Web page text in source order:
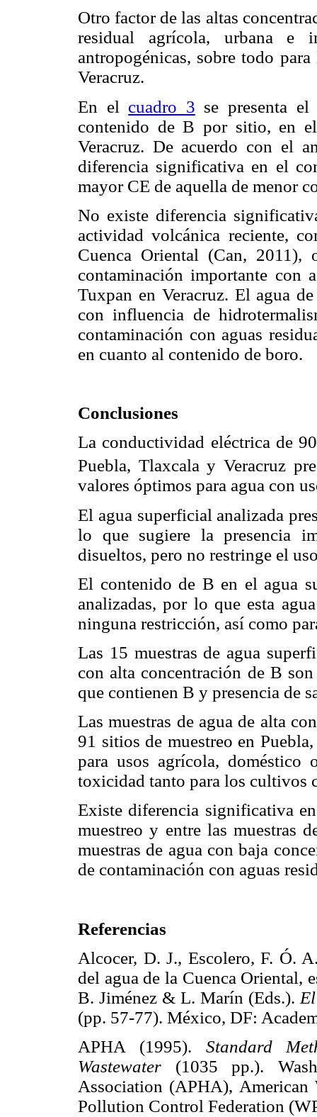
Otro factor de las altas
residual agrícola, urbana e
antropogénicas, sobre todo
Veracruz.
En el cuadro 3 se presenta
contenido de B por sitio, en
Veracruz. De acuerdo con el
diferencia significativa en el
mayor CE de aquella de menor
No existe diferencia
actividad volcánica reciente,
Cuenca Oriental (Can,
contaminación importante con
Tuxpan en Veracruz. El agua
con influencia de
contaminación con aguas
en cuanto al contenido de boro.
Conclusiones
La conductividad eléctrica de
Puebla, Tlaxcala y Veracruz
valores óptimos para agua con
El agua superficial analizada
lo que sugiere la presencia
disueltos, pero no restringe el
El contenido de B en el agua
analizadas, por lo que esta
ninguna restricción, así como
Las 15 muestras de agua
con alta concentración de B
que contienen B y presencia de
Las muestras de agua de alta
91 sitios de muestreo en
para usos agrícola,
toxicidad tanto para los cultivos
Existe diferencia significativa
muestreo y entre las muestras
muestras de agua con baja
de contaminación con aguas
Referencias
Alcocer, D. J., Escolero, F. Ó.
del agua de la Cuenca Oriental,
B. Jiménez & L. Marín (Eds.).
(pp. 57-77). México, DF:
APHA (1995). Standard
Wastewater (1035 pp.).
Association (APHA),
Pollution Control